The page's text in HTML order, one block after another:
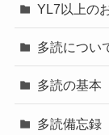
YL7以上の
多読につい
多読の基本
多読備忘録